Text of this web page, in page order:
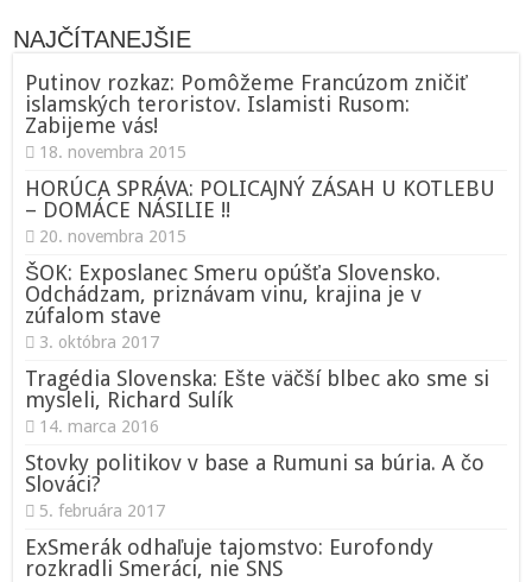
NAJČÍTANEJŠIE
Putinov rozkaz: Pomôžeme Francúzom zničiť
islamských teroristov. Islamisti Rusom:
Zabijeme vás!
18. novembra 2015
HORÚCA SPRÁVA: POLICAJNÝ ZÁSAH U KOTLEBU
– DOMÁCE NÁSILIE !!
20. novembra 2015
ŠOK: Exposlanec Smeru opúšťa Slovensko.
Odchádzam, priznávam vinu, krajina je v
zúfalom stave
3. októbra 2017
Tragédia Slovenska: Ešte väčší blbec ako sme si
mysleli, Richard Sulík
14. marca 2016
Stovky politikov v base a Rumuni sa búria. A čo
Slováci?
5. februára 2017
ExSmerák odhaľuje tajomstvo: Eurofondy
rozkradli Smeráci, nie SNS